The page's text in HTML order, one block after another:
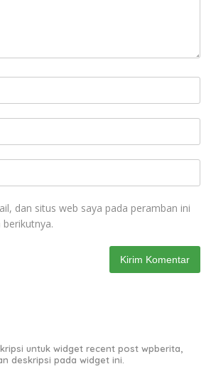
dan situs web saya pada peramban ini
untuk widget recent post wpberita,
deskripsi pada widget ini.